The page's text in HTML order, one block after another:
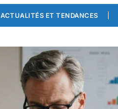
ACTUALITÉS ET TENDANCES